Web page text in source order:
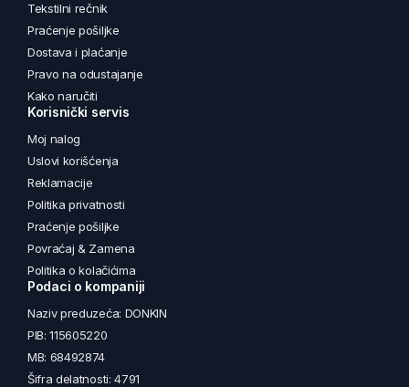
Tekstilni rečnik
Praćenje pošiljke
Dostava i plaćanje
Pravo na odustajanje
Kako naručiti
Korisnički servis
Moj nalog
Uslovi korišćenja
Reklamacije
Politika privatnosti
Praćenje pošiljke
Povraćaj & Zamena
Politika o kolačićima
Podaci o kompaniji
Naziv preduzeća: DONKIN
PIB: 115605220
MB: 68492874
Šifra delatnosti: 4791